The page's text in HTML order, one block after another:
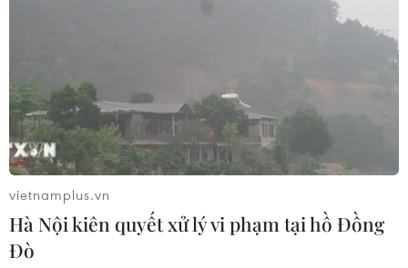
vietnamplus.vn
Hà Nội kiên quyết xử lý vi phạm tại hồ Đồng
Đò